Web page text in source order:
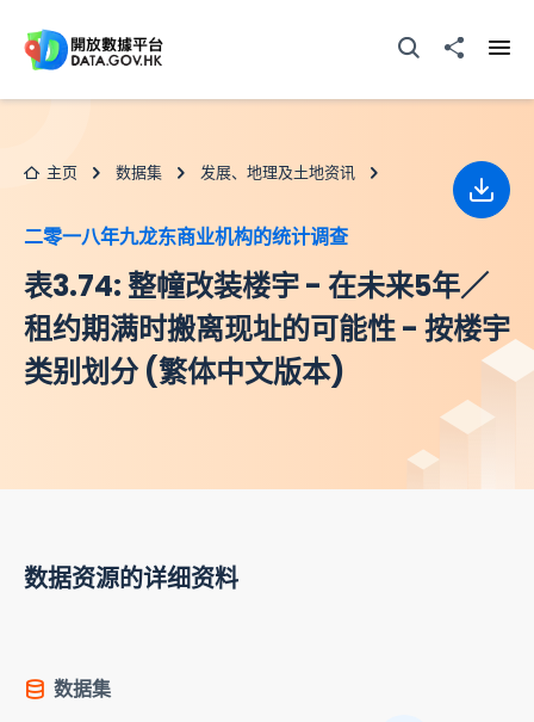
打开搜寻器分享至
主页 数据集 发展、地理及土地资讯
二零一八年九龙东商业机构的统计调查
表3.74: 整幢改装楼宇 - 在未来5年／
租约期满时搬离现址的可能性 - 按楼宇
类别划分 (繁体中文版本)
下载
数据资源的详细资料
数据集